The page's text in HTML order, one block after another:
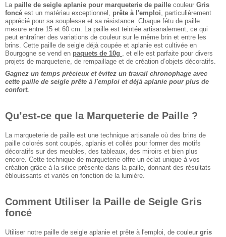
La paille de seigle aplanie pour marqueterie de paille couleur Gris
foncé est un matériau exceptionnel, prête à l'emploi , particulièrement
apprécié pour sa souplesse et sa résistance. Chaque fétu de paille
mesure entre 15 et 60 cm. La paille est teintée artisanalement, ce qui
peut entraîner des variations de couleur sur le même brin et entre les
brins. Cette paille de seigle déjà coupée et aplanie est cultivée en
Bourgogne se vend en paquets de 10g
, et elle est parfaite pour divers
projets de marqueterie, de rempaillage et de création d’objets décoratifs.
Gagnez un temps précieux et évitez un travail chronophage avec
cette paille de seigle prête à l'emploi et déjà aplanie pour plus de
confort.
Qu’est-ce que la Marqueterie de Paille ?
La marqueterie de paille est une technique artisanale où des brins de
paille colorés sont coupés, aplanis et collés pour former des motifs
décoratifs sur des meubles, des tableaux, des miroirs et bien plus
encore. Cette technique de marqueterie offre un éclat unique à vos
création grâce à la silice présente dans la paille, donnant des résultats
éblouissants et variés en fonction de la lumière.
Comment Utiliser la Paille de Seigle Gris
foncé
Utiliser notre paille de seigle aplanie et prête à l'emploi, de couleur gris